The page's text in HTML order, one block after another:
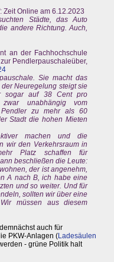
Zeit Online am 6.12.2023
Städte, das Auto
andere Richtung. Auch,
an der Fachhochschule
Pendlerpauschaleüber,
Sie macht das
Neuregelung steigt sie
sogar auf 38 Cent pro
unabhängig vom
Pendler zu mehr als 60
Stadt die hohen Mieten
machen und die
wir den Verkehrsraum in
Platz schaffen für
beschließen die Leute:
der ist angenehm,
A nach B, ich habe eine
und so weiter. Und für
sollten wir über eine
müssen aus diesem
auch für
PKW-Anlagen (Ladesäulen
- grüne Politik halt